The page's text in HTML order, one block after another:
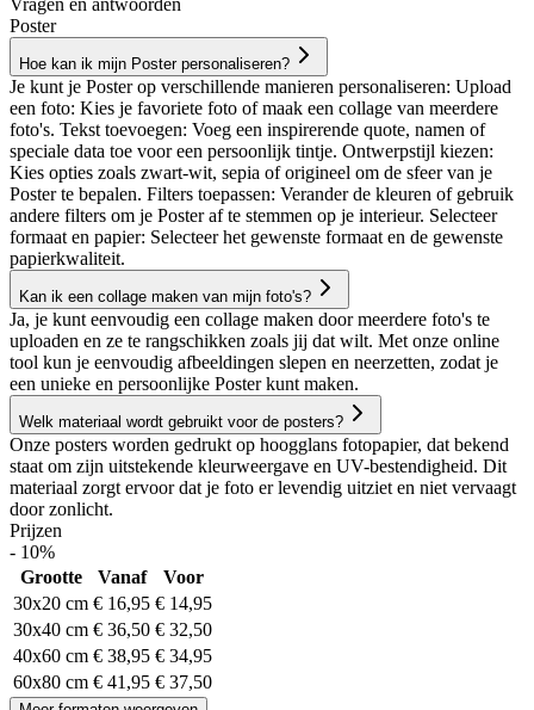
Poster
Hoe kan ik mijn Poster personaliseren?
Je kunt je Poster op verschillende manieren personaliseren: Upload
een foto: Kies je favoriete foto of maak een collage van meerdere
foto's. Tekst toevoegen: Voeg een inspirerende quote, namen of
speciale data toe voor een persoonlijk tintje. Ontwerpstijl kiezen:
Kies opties zoals zwart-wit, sepia of origineel om de sfeer van je
Poster te bepalen. Filters toepassen: Verander de kleuren of gebruik
andere filters om je Poster af te stemmen op je interieur. Selecteer
formaat en papier: Selecteer het gewenste formaat en de gewenste
papierkwaliteit.
Kan ik een collage maken van mijn foto's?
Ja, je kunt eenvoudig een collage maken door meerdere foto's te
uploaden en ze te rangschikken zoals jij dat wilt. Met onze online
tool kun je eenvoudig afbeeldingen slepen en neerzetten, zodat je
een unieke en persoonlijke Poster kunt maken.
Welk materiaal wordt gebruikt voor de posters?
Onze posters worden gedrukt op hoogglans fotopapier, dat bekend
staat om zijn uitstekende kleurweergave en UV-bestendigheid. Dit
materiaal zorgt ervoor dat je foto er levendig uitziet en niet vervaagt
door zonlicht.
Prijzen
- 10%
Grootte
Vanaf
Voor
30x20 cm € 16,95 € 14,95
30x40 cm € 36,50 € 32,50
40x60 cm € 38,95 € 34,95
60x80 cm € 41,95 € 37,50